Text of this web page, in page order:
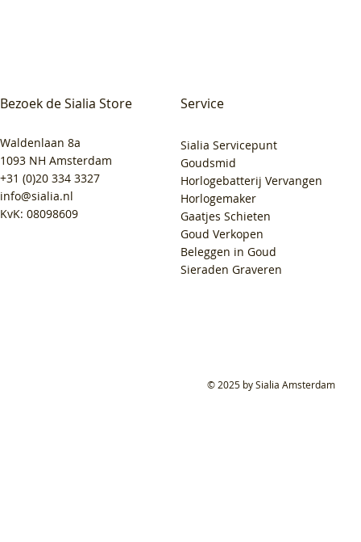
Bezoek de Sialia Store
Waldenlaan 8a
1093 NH Amsterdam
+31 (0)20 334 3327
info@sialia.nl
KvK: 08098609
Service
Sialia Servicepunt
Goudsmid
Horlogebatterij Vervangen
Horlogemaker
Gaatjes Schieten
Goud Verkopen
Beleggen in Goud
Sieraden Graveren
© 2025 by Sialia Amsterdam